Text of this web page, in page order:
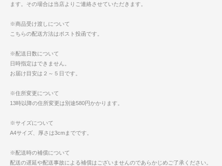
ます。その場合は当店よりご連絡させていただきます。
※商品受け渡しについて
こちらの配送方法はポスト投函です。
※配送日数について
日時指定はできません。
お届け目安は２～５日です。
※住所変更について
13時以降の住所変更は別途580円かかります。
※サイズについて
A4サイズ、厚さは3cmまでです。
※配送時の補償について
配送の遅延や配送事故による補償はございませんのであらかじめご了承ください。